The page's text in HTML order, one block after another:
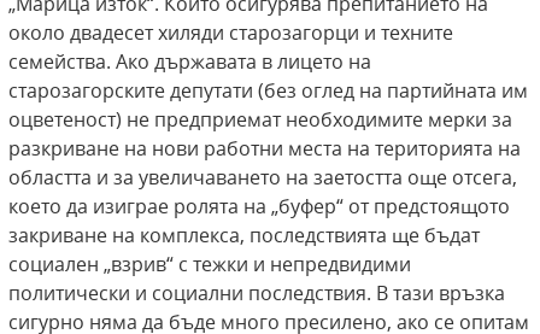
около двадесет хиляди старозагорци и техните
семейства. Ако държавата в лицето на
старозагорските депутати (без оглед на партийната им
оцветеност) не предприемат необходимите мерки за
разкриване на нови работни места на територията на
областта и за увеличаването на заетостта още отсега,
което да изиграе ролята на „буфер“ от предстоящото
закриване на комплекса, последствията ще бъдат
социален „взрив“ с тежки и непредвидими
политически и социални последствия. В тази връзка
сигурно няма да бъде много пресилено, ако се опитам